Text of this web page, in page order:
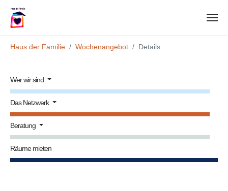
Haus der Familie
Wochenangebot Details
Wer wir sind
Das Netzwerk
Beratung
Räume mieten